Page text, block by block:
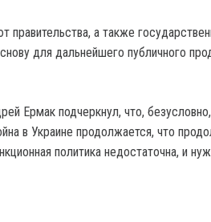
правительства, а также
для дальнейшего публичного
Ермак подчеркнул, что,
в Украине продолжается, что
политика недостаточна, и